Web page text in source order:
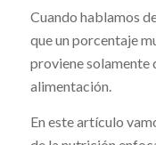
Cuando hablamos
que un porcentaje
proviene solamente
alimentación.
En este artículo